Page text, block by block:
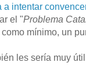
a intentar
el "Problema
mínimo, un
les sería muy